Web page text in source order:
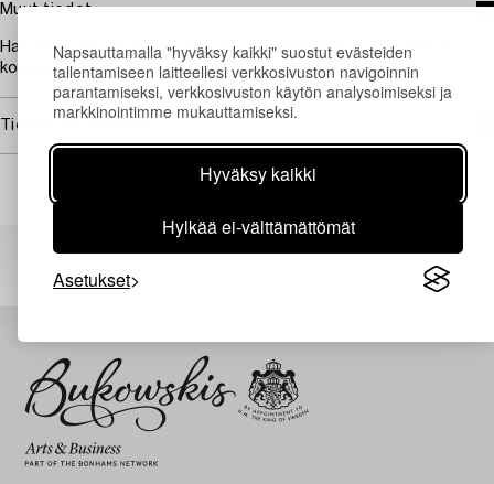
Napsauttamalla "hyväksy kaikki" suostut evästeiden
tallentamiseen laitteellesi verkkosivuston navigoinnin
parantamiseksi, verkkosivuston käytön analysoimiseksi ja
markkinointimme mukauttamiseksi.
Hyväksy kaikki
Hylkää ei-välttämättömät
Asetukset
Muut tiedot
Haluamme kiittää Prof. Elena Nesterovaa kaikista tiedoista
koskien tätä maalausta.
Tietoa ostamisesta
Muiden katsomia kohteita